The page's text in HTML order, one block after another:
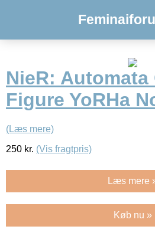
NieR: Automata
Figure YoRHa
(Læs mere)
250 kr. (Vis fragtpris)
Læs mere
Køb nu »